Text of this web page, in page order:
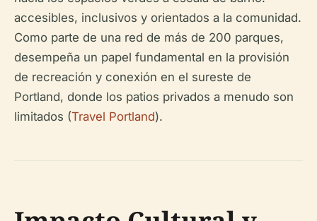
accesibles, inclusivos y orientados a la comunidad.
Como parte de una red de más de 200 parques,
desempeña un papel fundamental en la provisión
de recreación y conexión en el sureste de
Portland, donde los patios privados a menudo son
limitados (Travel Portland).